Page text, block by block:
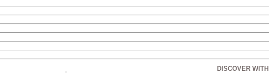
DISCOVER WITH